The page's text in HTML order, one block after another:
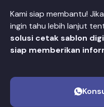
Kami siap membantu!
ingin tahu lebih lanjut
solusi cetak sablon
siap memberikan